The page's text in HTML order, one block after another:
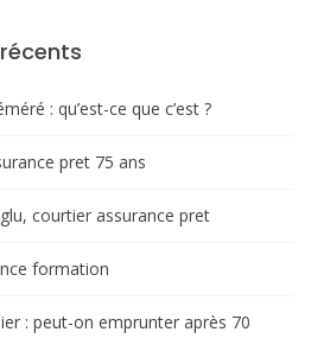
: qu’est-ce que c’est ?
pret 75 ans
courtier assurance pret
formation
: peut-on emprunter après 70